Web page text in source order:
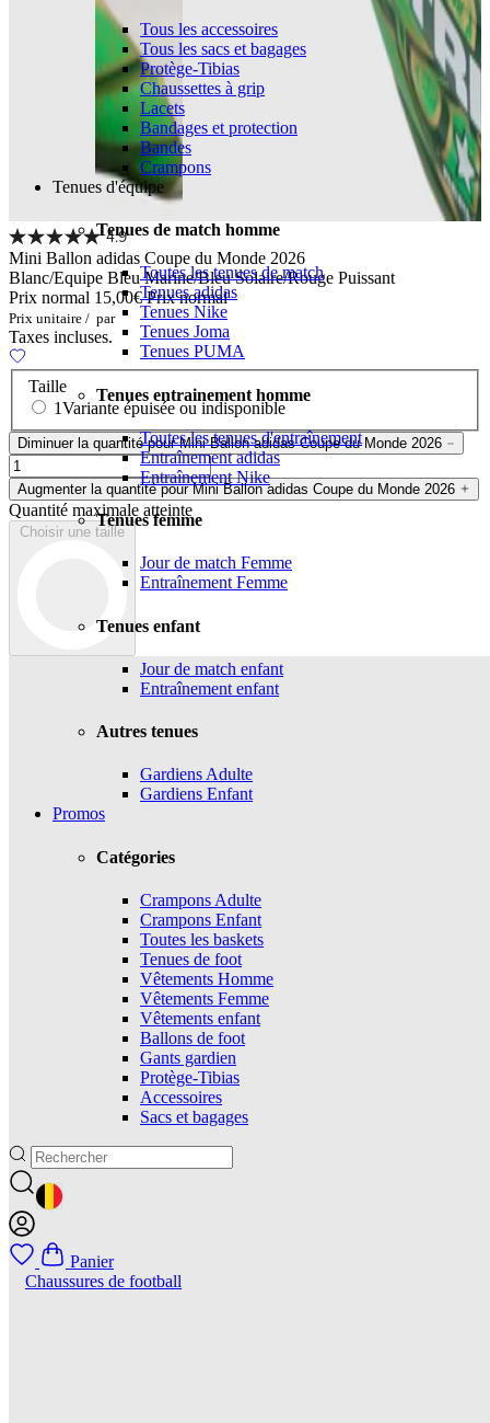
Tous les accessoires
Tous les sacs et bagages
Protège-Tibias
Chaussettes à grip
Lacets
Bandages et protection
Bandes
Crampons
Tenues d'équipe
Tenues de match homme
Toutes les tenues de match
Tenues adidas
Tenues Nike
Tenues Joma
Tenues PUMA
Tenues entrainement homme
Toutes les tenues d'entraînement
Entraînement adidas
Entraînement Nike
Tenues femme
Jour de match Femme
Entraînement Femme
Tenues enfant
Jour de match enfant
Entraînement enfant
Autres tenues
Gardiens Adulte
Gardiens Enfant
Promos
Catégories
Crampons Adulte
Crampons Enfant
Toutes les baskets
Tenues de foot
Vêtements Homme
Vêtements Femme
Vêtements enfant
Ballons de foot
Gants gardien
Protège-Tibias
Accessoires
Sacs et bagages
GEOLOCATION BUTTON: BELGIQUE
Panier
Chaussures de football
4.9
Mini Ballon adidas Coupe du Monde 2026
Blanc/Equipe Bleu Marine/Bleu Solaire/Rouge Puissant
Prix normal 15,00€Prix normal
Prix unitaire / par
Taxes incluses.
Taille
1Variante épuisée ou indisponible
Diminuer la quantité pour Mini Ballon adidas Coupe du Monde 2026
Augmenter la quantité pour Mini Ballon adidas Coupe du Monde 2026
Quantité maximale atteinte
Choisir une taille